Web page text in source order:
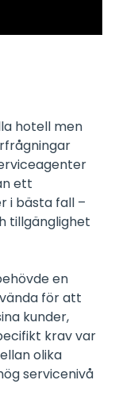
hotell men
ett
i bästa fall –
tillgänglighet
en
för att
kunder,
krav var
olika
servicenivå